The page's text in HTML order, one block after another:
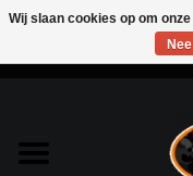
Bags & Packs
Wij slaan cookies op om
Nee